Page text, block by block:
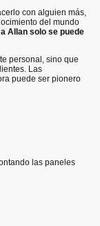
con alguien más,
del mundo
Allan solo se puede
personal, sino que
Las
puede ser pionero
las paneles